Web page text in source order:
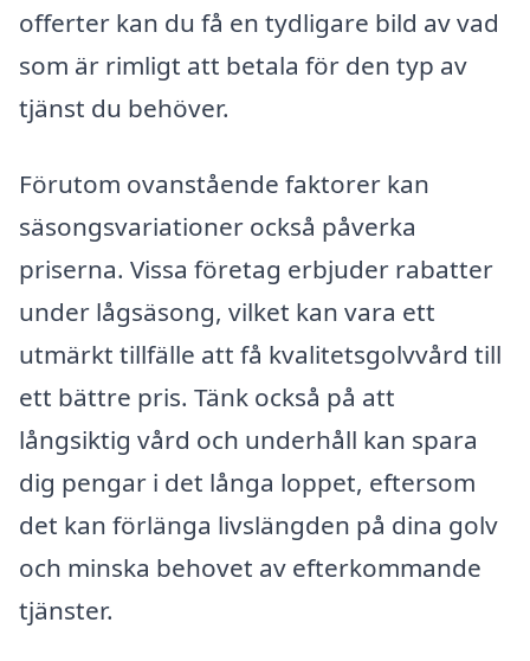
offerter kan du få en tydligare bild av vad
som är rimligt att betala för den typ av
tjänst du behöver.
Förutom ovanstående faktorer kan
säsongsvariationer också påverka
priserna. Vissa företag erbjuder rabatter
under lågsäsong, vilket kan vara ett
utmärkt tillfälle att få kvalitetsgolvvård till
ett bättre pris. Tänk också på att
långsiktig vård och underhåll kan spara
dig pengar i det långa loppet, eftersom
det kan förlänga livslängden på dina golv
och minska behovet av efterkommande
tjänster.